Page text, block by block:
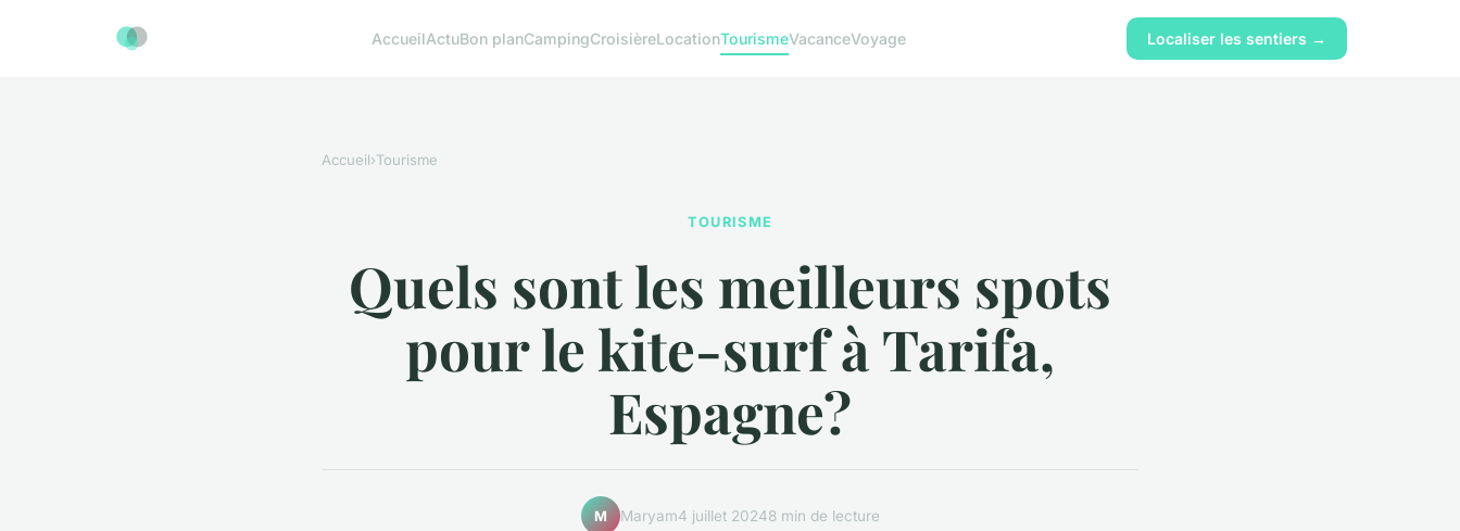
AccueilActuBon planCampingCroisièreLocationTourismeVacanceVoyage Localiser les sentiers →
Accueil›Tourisme
TOURISME
Quels sont les meilleurs spots
pour le kite-surf à Tarifa,
Espagne?
M Maryam4 juillet 20248 min de lecture